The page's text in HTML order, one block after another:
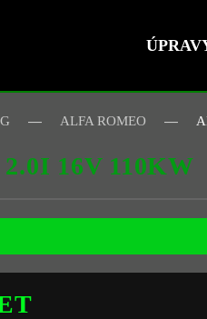
ALFA ROMEO
16V 110KW